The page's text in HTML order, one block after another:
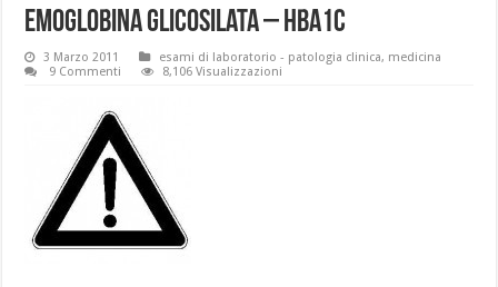
emoglobina glicosilata – HbA1c
3 Marzo 2011 esami di laboratorio - patologia clinica, medicina
9 Commenti
8,106 Visualizzazioni